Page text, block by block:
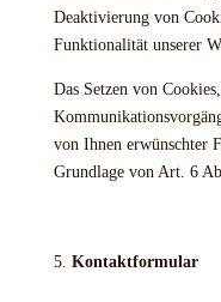
Deaktivierung von
Funktionalität unserer
Das Setzen von
von Ihnen erwünschter
Grundlage von Art. 6
Kontaktformular